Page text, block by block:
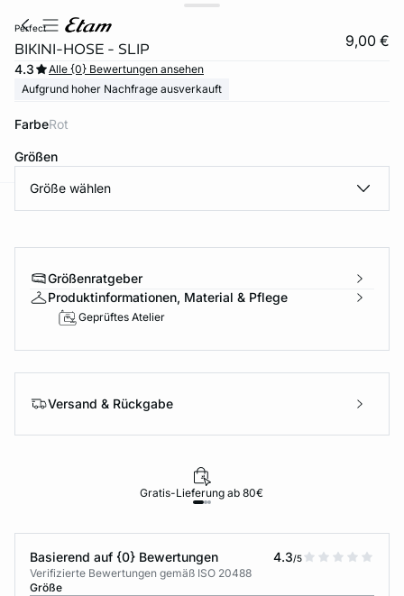
perfect
BIKINI-HOSE - SLIP 9,00 €
4.3
Alle {0} Bewertungen ansehen
Aufgrund hoher Nachfrage ausverkauft
Farbe rot
Größen
Größe wählen
Größenratgeber
Produktinformationen, Material & Pflege
Geprüftes Atelier
Versand & Rückgabe
Gratis-Lieferung ab 80€
Basierend auf {0} Bewertungen 4.3/5
Verifizierte Bewertungen gemäß ISO 20488
Größe